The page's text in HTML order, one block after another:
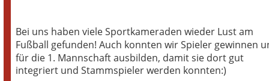
Bei uns haben viele Sportkameraden wieder Lust am
Fußball gefunden! Auch konnten wir Spieler gewinnen
für die 1. Mannschaft ausbilden, damit sie dort gut
integriert und Stammspieler werden konnten:)